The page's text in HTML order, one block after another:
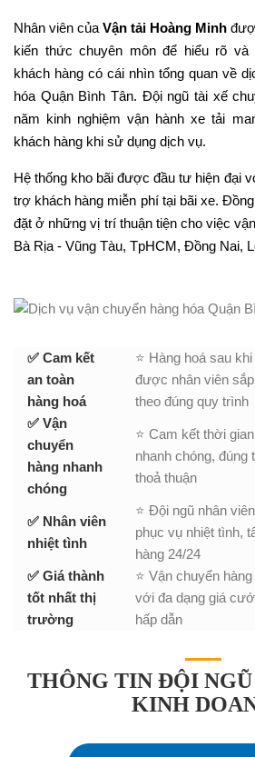
Nhân viên của Vận tải Hoàng Minh
kiến thức chuyên môn để hiểu rõ
khách hàng có cái nhìn tổng quan về
hóa Quận Bình Tân. Đội ngũ tài xế
năm kinh nghiệm vận hành xe tải
khách hàng khi sử dụng dịch vụ.
Hệ thống kho bãi được đầu tư hiện đại
trợ khách hàng miễn phí tại bãi xe.
đặt ở những vị trí thuận tiện cho việc
Bà Rịa - Vũng Tàu, TpHCM, Đồng Nai,
✅ Cam kết
an toàn
hàng hoá
⭐ Hàng hoá sau
được nhân viên
theo đúng quy trình
✅ Vận
chuyển
hàng nhanh
chóng
⭐ Cam kết thời
nhanh chóng, đúng
thoả thuận
✅ Nhân viên
nhiệt tình
⭐ Đội ngũ nhân
phục vụ nhiệt tình,
hàng 24/24
✅ Giá thành
tốt nhất thị
trường
⭐ Vận chuyển
với đa dạng giá
hấp dẫn
THÔNG TIN ĐỘI
KINH